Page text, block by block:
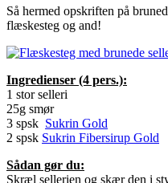
Så hermed opskriften på
flæskesteg og and!
Ingredienser (4 pers.):
1 stor selleri
25g smør
3 spsk Sukrin Gold
2 spsk Sukrin Fibersirup Gold
Sådan gør du:
Skræl sellerien og skær den i